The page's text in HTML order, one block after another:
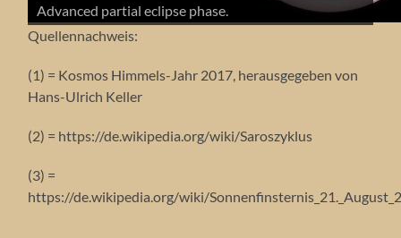
sunspots..
Advanced partial eclipse phase.
A small crescent.
The diamond effect.
The Baily´s Beads.
The totality.
prominence eruptions.
sunspots.
A small group of observer.
Quellennachweis:
(1) = Kosmos Himmels-Jahr 2017, herausgegeben von
Hans-Ulrich Keller
(2) = https://de.wikipedia.org/wiki/Saroszyklus
(3) =
https://de.wikipedia.org/wiki/